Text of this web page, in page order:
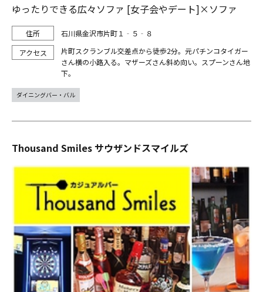
ゆったりできる広々ソファ [女子会やデート]×ソファ
石川県金沢市片町１‐５‐８
片町スクランブル交差点から徒歩2分。元パチンコタイガー
さん横の小路入る。マザーズさん斜め向い。スプーンさん地
下。
ダイニングバー・バル
Thousand Smiles サウザンドスマイルズ